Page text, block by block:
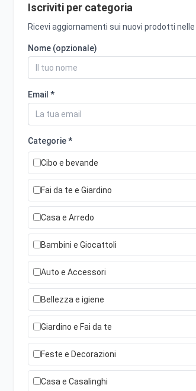
Iscriviti per categoria
Ricevi aggiornamenti sui nuovi prodotti
Nome (opzionale)
Email *
Categorie *
Cibo e bevande
Fai da te e Giardino
Casa e Arredo
Bambini e Giocattoli
Auto e Accessori
Bellezza e igiene
Giardino e Fai da te
Feste e Decorazioni
Casa e Casalinghi